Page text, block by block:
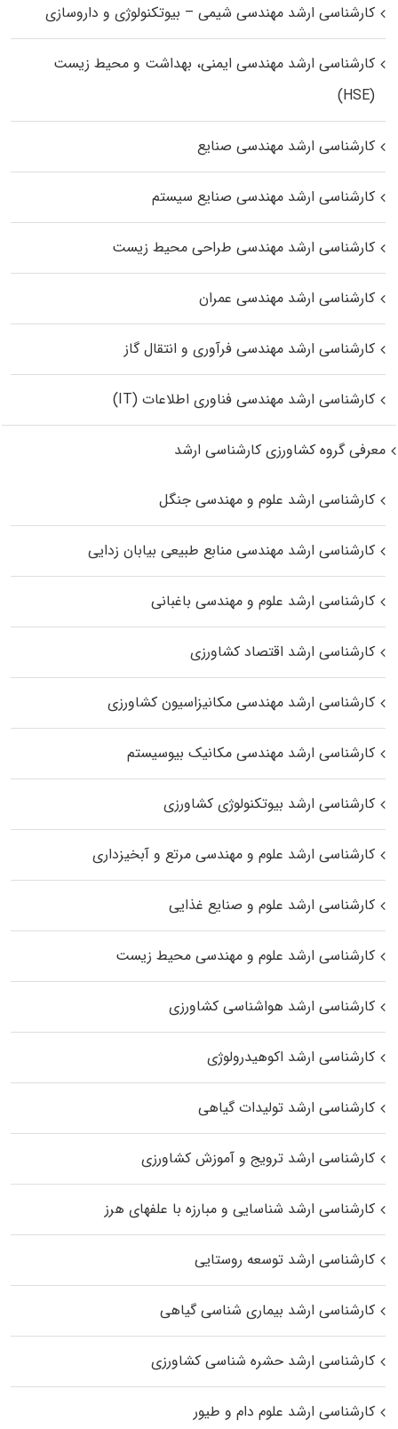
کارشناسی ارشد مهندسی شیمی – بیوتکنولوژی و داروسازی
کارشناسی ارشد مهندسی ایمنی، بهداشت و محیط زیست
(HSE)
کارشناسی ارشد مهندسی صنایع
کارشناسی ارشد مهندسی صنایع سیستم
کارشناسی ارشد مهندسی طراحی محیط زیست
کارشناسی ارشد مهندسی عمران
کارشناسی ارشد مهندسی فرآوری و انتقال گاز
کارشناسی ارشد مهندسی فناوری اطلاعات (IT)
معرفی گروه کشاورزی کارشناسی ارشد
کارشناسی ارشد علوم و مهندسی جنگل
کارشناسی ارشد مهندسی منابع طبیعی بیابان زدایی
کارشناسی ارشد علوم و مهندسی باغبانی
کارشناسی ارشد اقتصاد کشاورزی
کارشناسی ارشد مهندسی مکانیزاسیون کشاورزی
کارشناسی ارشد مهندسی مکانیک بیوسیستم
کارشناسی ارشد بیوتکنولوژی کشاورزی
کارشناسی ارشد علوم و مهندسی مرتع و آبخیزداری
کارشناسی ارشد علوم و صنایع غذایی
کارشناسی ارشد علوم و مهندسی محیط زیست
کارشناسی ارشد هواشناسی کشاورزی
کارشناسی ارشد اکوهیدرولوژی
کارشناسی ارشد تولیدات گیاهی
کارشناسی ارشد ترویج و آموزش کشاورزی
کارشناسی ارشد شناسایی و مبارزه با علفهای هرز
کارشناسی ارشد توسعه روستایی
کارشناسی ارشد بیماری‌ شناسی گیاهی
کارشناسی ارشد حشره‌ شناسی کشاورزی
کارشناسی ارشد علوم دام و طیور